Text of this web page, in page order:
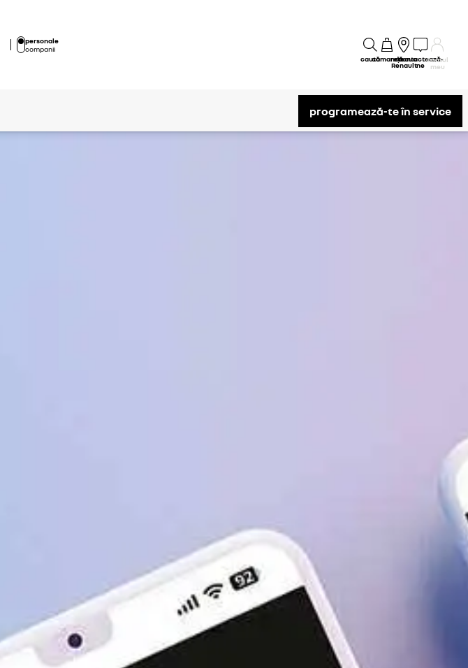
personale
companii
cautăcomandărețeaua
Renault
contactează-
ne
Contul
meu
programează-te în service